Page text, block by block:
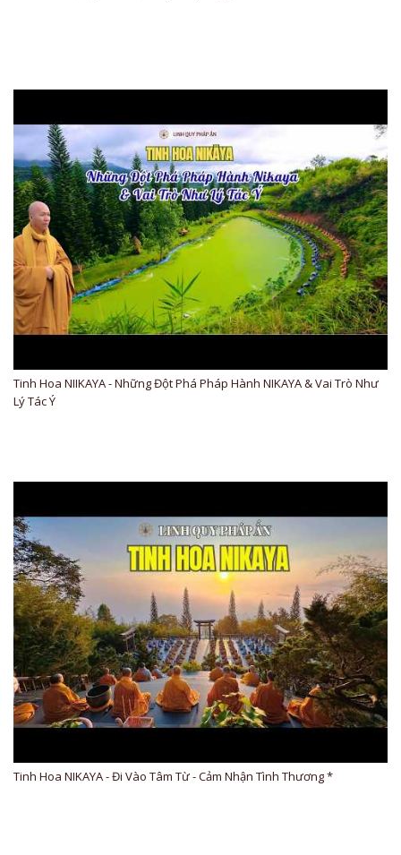
Tinh Hoa NIIKAYA - Những Đột Phá Pháp Hành NIKAYA & Vai Trò Như
Lý Tác Ý
Tinh Hoa NIKAYA - Đi Vào Tâm Từ - Cảm Nhận Tình Thương *